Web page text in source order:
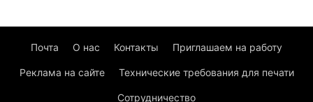
Почта О нас Контакты Приглашаем на работу
Реклама на сайте Технические требования для печати
Сотрудничество